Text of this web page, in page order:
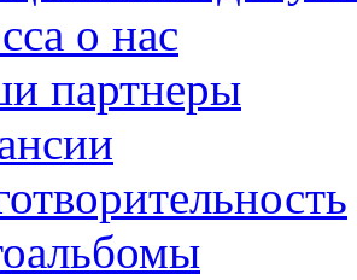
о нас
партнеры